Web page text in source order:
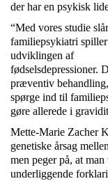
der har en psykisk
“Med vores studie
familiepsykiatri
udviklingen af
fødselsdepressioner.
præventiv
spørge ind til
gøre allerede i
Mette-Marie Zacher
genetiske årsag
men peger på, at
underliggende